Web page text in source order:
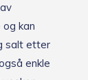
kan
salt etter
enkle